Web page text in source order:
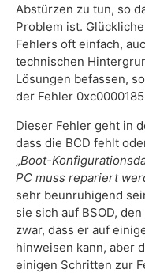
Lösung 5:
Häufig gestellte
Abstürzen zu tun, so
Problem ist.
Fehlers oft einfach,
technischen
Lösungen befassen,
der Fehler
Dieser Fehler geht in
dass die BCD fehlt
„Boot-
PC muss repariert
sehr beunruhigend
sie sich auf BSOD,
zwar, dass er auf
hinweisen kann, aber
einigen Schritten zur